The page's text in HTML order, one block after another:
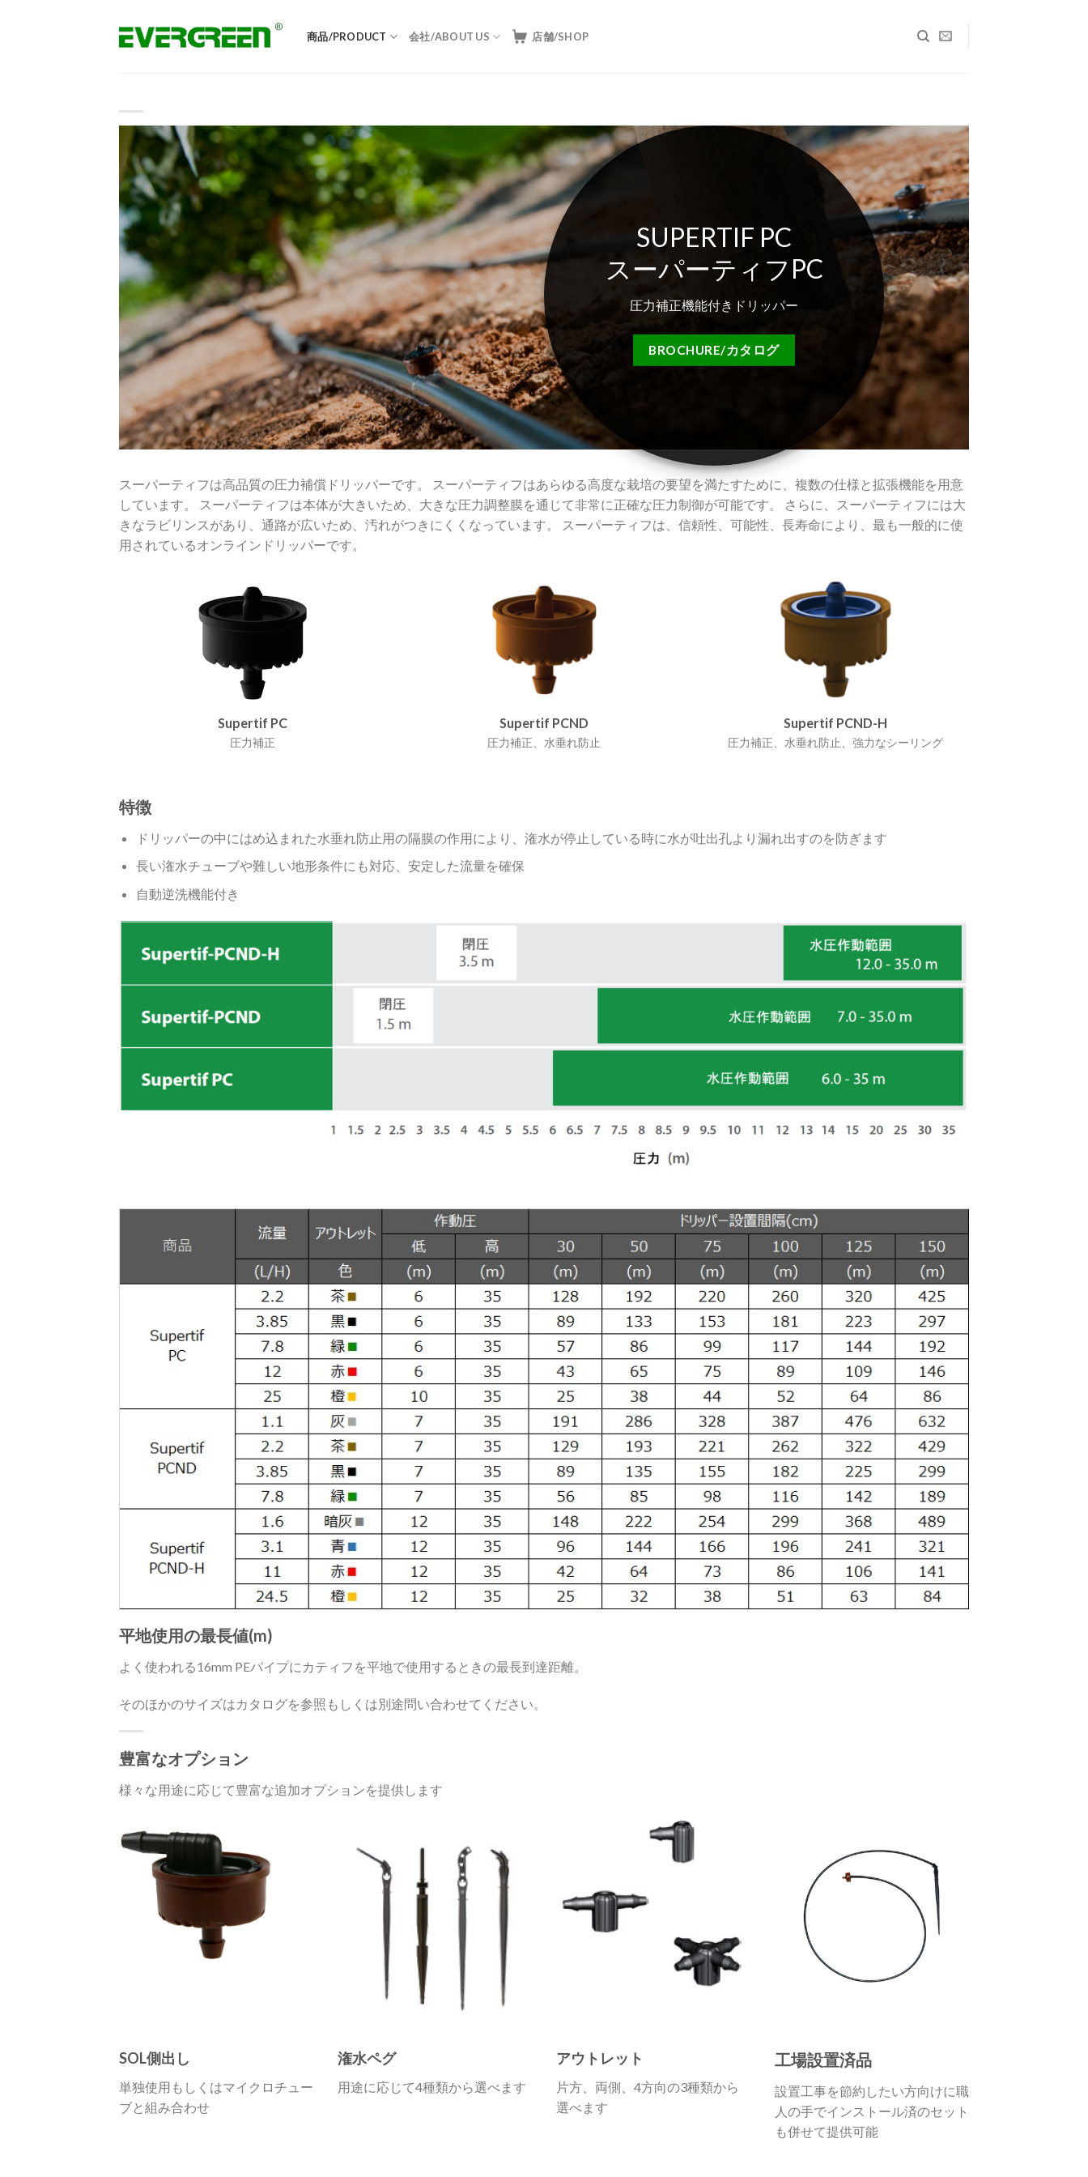
商品/PRODUCT 会社/ABOUT US 店舗/SHOP
SUPERTIF PC
スーパーティフPC
圧力補正機能付きドリッパー
BROCHURE/カタログ
スーパーティフは高品質の圧力補償ドリッパーです。
スーパーティフはあらゆる高度な栽培の要望を満たすために、複数の仕様と拡張機能を用意
しています。
スーパーティフは本体が大きいため、大きな圧力調整膜を通じて非常に正確な圧力制御が可能です。
さらに、スーパーティフには大
きなラビリンスがあり、通路が広いため、汚れがつきにくくなっています。
スーパーティフは、信頼性、可能性、長寿命により、最も一般的に使
用されているオンラインドリッパーです。
Supertif PC
圧力補正
Supertif PCND
圧力補正、水垂れ防止
Supertif PCND-H
圧力補正、水垂れ防止、強力なシーリング
特徴
ドリッパーの中にはめ込まれた水垂れ防止用の隔膜の作用により、潅水が停止している時に水が吐出孔より漏れ出すのを防ぎます
長い潅水チューブや難しい地形条件にも対応、安定した流量を確保
自動逆洗機能付き
平地使用の最長値(m)
よく使われる16mm PEパイプにカティフを平地で使用するときの最長到達距離。
そのほかのサイズはカタログを参照もしくは別途問い合わせてください。
豊富なオプション
様々な用途に応じて豊富な追加オプションを提供します
SOL側出し
単独使用もしくはマイクロチュー
ブと組み合わせ
潅水ペグ
用途に応じて4種類から選べます
アウトレット
片方、両側、4方向の3種類から
選べます
工場設置済品
設置工事を節約したい方向けに職
人の手でインストール済のセット
も併せて提供可能